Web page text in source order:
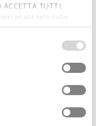
TUTTI
sulla
quali cookies ed
Per maggiori
momento le